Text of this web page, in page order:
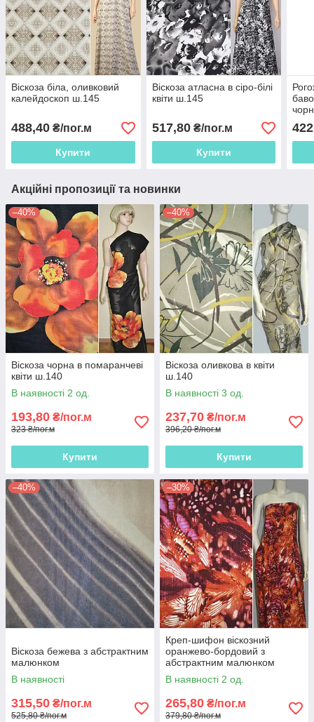
Віскоза біла, оливковий
калейдоскоп ш.145
488,40 ₴/пог.м
Купити
Віскоза атласна в сіро-білі
квіти ш.145
517,80₴/пог.м
Купити
Акційні пропозиції та новинки
–40%
Віскоза чорна в помаранчеві
квіти ш.140
В наявності 2 од.
193,80 ₴/пог.м
323 ₴/пог.м
Купити
–40%
Віскоза оливкова в квіти
ш.140
В наявності 3 од.
237,70 ₴/пог.м
396,20 ₴/пог.м
Купити
–40%
Віскоза бежева з абстрактним
малюнком
В наявності
315,50 ₴/пог.м
525,80 ₴/пог.м
–30%
Креп-шифон віскозний
оранжево-бордовий з
абстрактним малюнком
В наявності 2 од.
265,80 ₴/пог.м
379,80 ₴/пог.м